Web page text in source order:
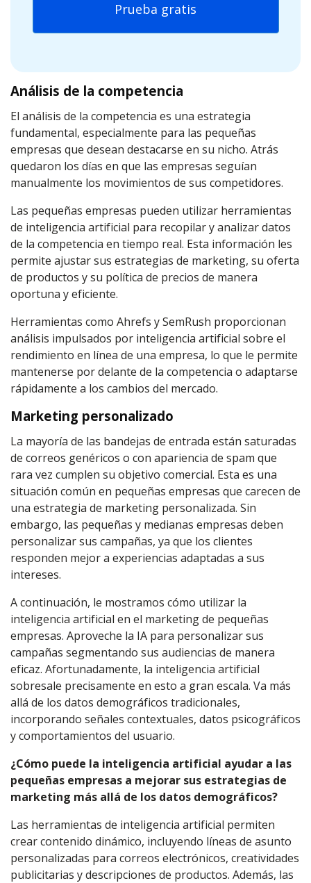
Prueba gratis
Análisis de la competencia
El análisis de la competencia es una estrategia
fundamental, especialmente para las pequeñas
empresas que desean destacarse en su nicho. Atrás
quedaron los días en que las empresas seguían
manualmente los movimientos de sus competidores.
Las pequeñas empresas pueden utilizar herramientas
de inteligencia artificial para recopilar y analizar datos
de la competencia en tiempo real. Esta información les
permite ajustar sus estrategias de marketing, su oferta
de productos y su política de precios de manera
oportuna y eficiente.
Herramientas como Ahrefs y SemRush proporcionan
análisis impulsados por inteligencia artificial sobre el
rendimiento en línea de una empresa, lo que le permite
mantenerse por delante de la competencia o adaptarse
rápidamente a los cambios del mercado.
Marketing personalizado
La mayoría de las bandejas de entrada están saturadas
de correos genéricos o con apariencia de spam que
rara vez cumplen su objetivo comercial. Esta es una
situación común en pequeñas empresas que carecen de
una estrategia de marketing personalizada. Sin
embargo, las pequeñas y medianas empresas deben
personalizar sus campañas, ya que los clientes
responden mejor a experiencias adaptadas a sus
intereses.
A continuación, le mostramos cómo utilizar la
inteligencia artificial en el marketing de pequeñas
empresas. Aproveche la IA para personalizar sus
campañas segmentando sus audiencias de manera
eficaz. Afortunadamente, la inteligencia artificial
sobresale precisamente en esto a gran escala. Va más
allá de los datos demográficos tradicionales,
incorporando señales contextuales, datos psicográficos
y comportamientos del usuario.
¿Cómo puede la inteligencia artificial ayudar a las
pequeñas empresas a mejorar sus estrategias de
marketing más allá de los datos demográficos?
Las herramientas de inteligencia artificial permiten
crear contenido dinámico, incluyendo líneas de asunto
personalizadas para correos electrónicos, creatividades
publicitarias y descripciones de productos. Además, las